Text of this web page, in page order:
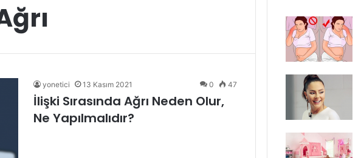
yonetici 13 Kasım 2021 0 47
İlişki Sırasında Ağrı Neden Olur,
Ne Yapılmalıdır?